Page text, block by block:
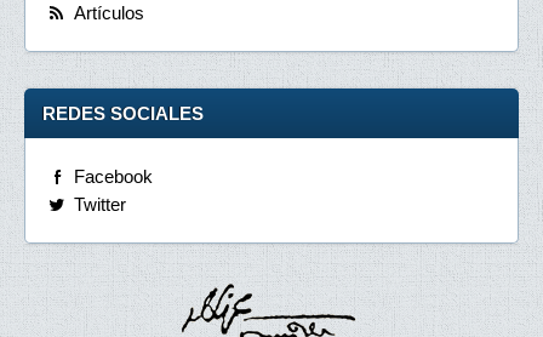
Artículos
REDES SOCIALES
Facebook
Twitter